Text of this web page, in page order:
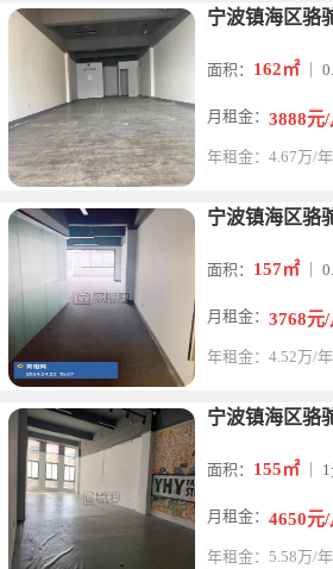
面积： 162㎡｜
月租金： 3888元/
年租金：4.67万/年
面积： 157㎡｜
月租金： 3768元/
年租金：4.52万/年
面积： 155㎡｜ 1
月租金： 4650元/
年租金：5.58万/年